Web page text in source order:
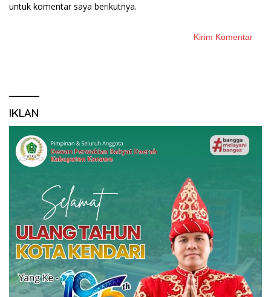
untuk komentar saya berikutnya.
IKLAN